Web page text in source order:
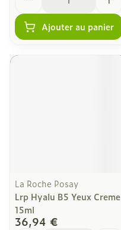
Ajouter au panier
La Roche Posay
Lrp Hyalu B5 Yeux Creme
15ml
36,94 €